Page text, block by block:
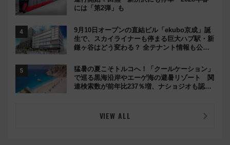
には「第2弾」も
9月10日オープンの直結ビル「ekubo京成」誕
生で、スカイライナーも停まる巨大ハブ駅・新
鎌ヶ谷はどう変わる？ 全テナント情報も公
猛暑の夏こそトルコへ！「クールケーション」
で巡る黒海沿岸やエーゲ海の避暑リゾート 関
連検索数が前年比237％増、ナショジオも認め
VIEW ALL